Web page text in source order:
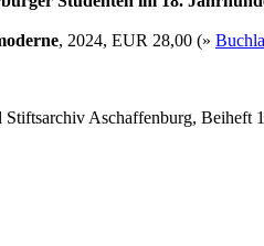
, 2024, EUR 28,00 (»
Aschaffenburg, Beiheft